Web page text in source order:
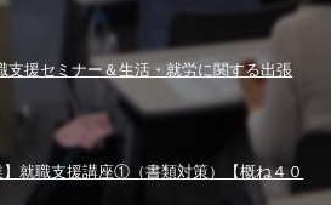
支援セミナー＆生活・就労に関する出張
】就職支援講座①（書類対策）【概ね４０